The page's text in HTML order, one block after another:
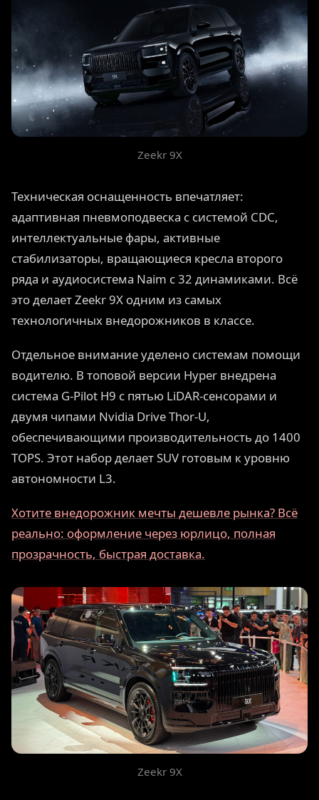
Zeekr 9X
Техническая оснащенность впечатляет:
адаптивная пневмоподвеска с системой CDC,
интеллектуальные фары, активные
стабилизаторы, вращающиеся кресла второго
ряда и аудиосистема Naim с 32 динамиками. Всё
это делает Zeekr 9X одним из самых
технологичных внедорожников в классе.
Отдельное внимание уделено системам помощи
водителю. В топовой версии Hyper внедрена
система G-Pilot H9 с пятью LiDAR-сенсорами и
двумя чипами Nvidia Drive Thor-U,
обеспечивающими производительность до 1400
TOPS. Этот набор делает SUV готовым к уровню
автономности L3.
Хотите внедорожник мечты дешевле рынка? Всё
реально: оформление через юрлицо, полная
прозрачность, быстрая доставка.
Zeekr 9X